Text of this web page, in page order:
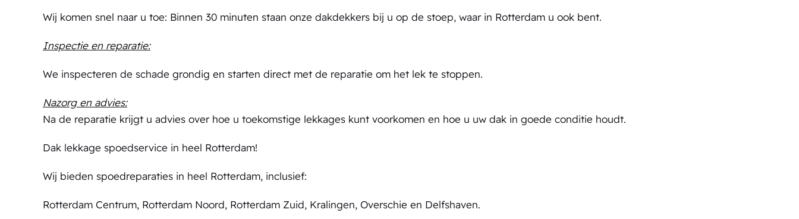
Wij komen snel naar u toe: Binnen 30 minuten staan onze dakdekkers bij u op de stoep, waar in Rotterdam u ook bent.
Inspectie en reparatie:
We inspecteren de schade grondig en starten direct met de reparatie om het lek te stoppen.
Nazorg en advies:
Na de reparatie krijgt u advies over hoe u toekomstige lekkages kunt voorkomen en hoe u uw dak in goede conditie houdt.
Dak lekkage spoedservice in heel Rotterdam!
Wij bieden spoedreparaties in heel Rotterdam, inclusief:
Rotterdam Centrum, Rotterdam Noord, Rotterdam Zuid, Kralingen, Overschie en Delfshaven.